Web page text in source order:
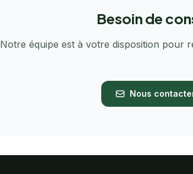
Besoin de
Notre équipe est à votre disposition pour
Nous